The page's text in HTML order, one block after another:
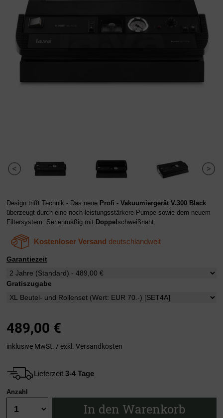
Design trifft Technik - Das neue Profi - Vakuumiergerät V.300 Black
überzeugt durch eine noch leistungsstärkere Pumpe sowie dem neuem
Filtersystem. Serienmäßig mit Doppel schweißnaht.
Kostenloser Versand deutschlandweit
Garantiezeit
Gratiszugabe
489,00 €
inklusive MwSt. / exkl. Versandkosten
Lieferzeit 3-4 Tage
Anzahl
In den Warenkorb